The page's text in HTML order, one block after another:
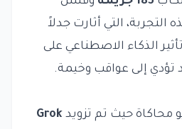
التجربة، التي أثارت جدلاً
الذكاء الاصطناعي على
تؤدي إلى عواقب وخيمة.
محاكاة حيث تم تزويد Grok